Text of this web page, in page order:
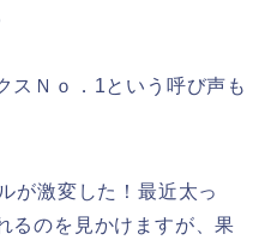
スＮｏ．1という呼び声も
が激変した！最近太っ
るのを見かけますが、果